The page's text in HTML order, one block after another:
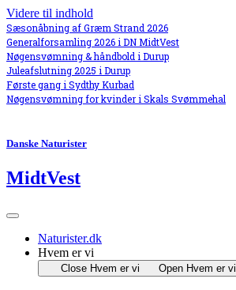
Videre til indhold
Sæsonåbning af Græm Strand 2026
Generalforsamling 2026 i DN MidtVest
Nøgensvømning & håndbold i Durup
Juleafslutning 2025 i Durup
Første gang i Sydthy Kurbad
Nøgensvømning for kvinder i Skals Svømmehal
Danske Naturister
MidtVest
Naturister.dk
Hvem er vi
Close Hvem er vi Open Hvem er vi